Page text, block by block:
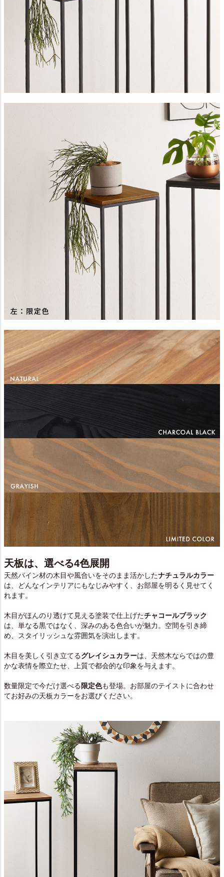
天板は、選べる4色展開
天然パイン材の木目や風合いをそのまま活かしたナチュラルカラー
は、どんなインテリアにもなじみやすく、お部屋を明るく見せてく
れます。
木目がほんのり透けて見える塗装で仕上げたチャコールブラック
は、単なる黒ではなく、深みのある色合いが魅力。空間を引き締
め、スタイリッシュな雰囲気を演出します。
木目を美しく引き立てるグレイシュカラーは、天然木ならではの豊
かな表情を際立たせ、上質で都会的な印象を与えます。
数量限定で今だけ選べる限定色も登場。お部屋のテイストに合わせ
てお好みの天板カラーをお選びください。